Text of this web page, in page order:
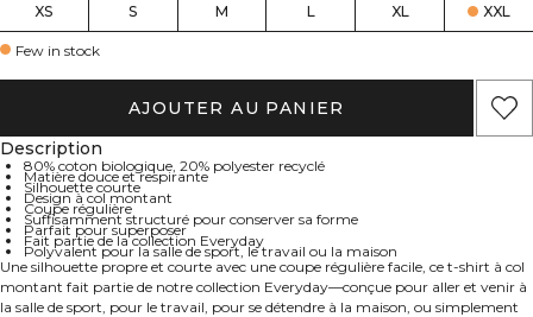
XS S M L XL XXL
Few in stock
AJOUTER AU PANIER
Description
80% coton biologique, 20% polyester recyclé
Matière douce et respirante
Silhouette courte
Design à col montant
Coupe régulière
Suffisamment structuré pour conserver sa forme
Parfait pour superposer
Fait partie de la collection Everyday
Polyvalent pour la salle de sport, le travail ou la maison
Une silhouette propre et courte avec une coupe régulière facile, ce t-shirt à col
montant fait partie de notre collection Everyday—conçue pour aller et venir à
la salle de sport, pour le travail, pour se détendre à la maison, ou simplement